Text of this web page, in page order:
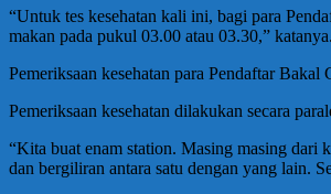
“Untuk tes kesehatan kali ini, bagi para
makan pada pukul 03.00 atau 03.30,” katanya.
Pemeriksaan kesehatan para Pendaftar
Pemeriksaan kesehatan dilakukan secara
“Kita buat enam station. Masing masing dari
dan bergiliran antara satu dengan yang lain.